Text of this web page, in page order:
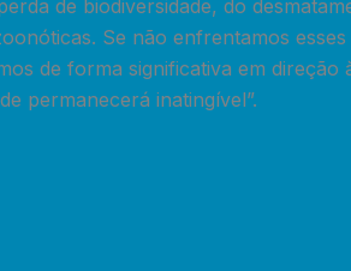
de biodiversidade, do
Se não enfrentamos
de forma significativa em direção
permanecerá inatingível”.